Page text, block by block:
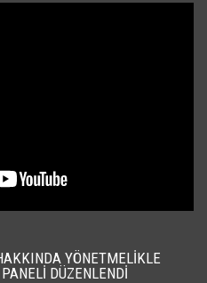
YÖNETMELIKLE
DÜZENLENDI